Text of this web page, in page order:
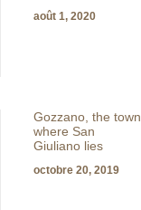
août 1, 2020
Gozzano, the town
where San
Giuliano lies
octobre 20, 2019